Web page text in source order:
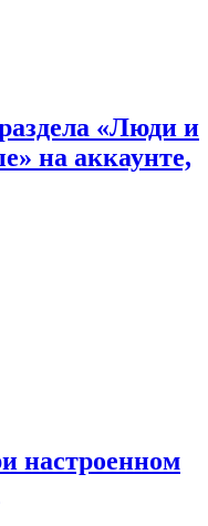
«Люди и
на аккаунте,
настроенном